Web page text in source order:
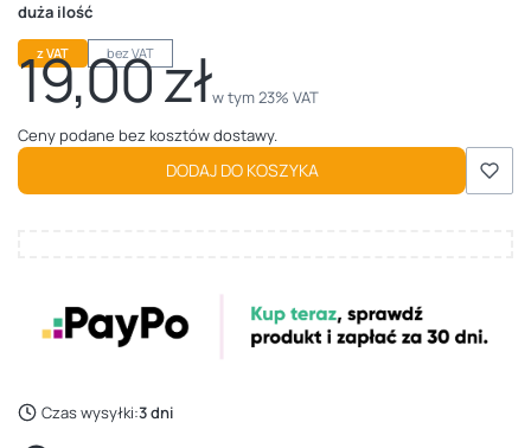
duża ilość
z VAT bez VAT
Cena
19,00 złw tym 23% VAT
w tym23% VAT
Ceny podane bez kosztów dostawy.
DODAJ DO KOSZYKA
Czas wysyłki:3 dni